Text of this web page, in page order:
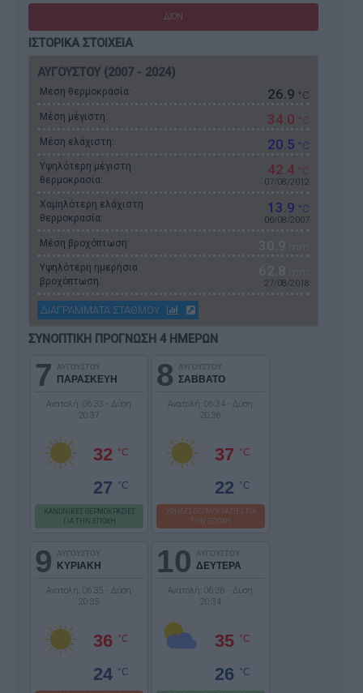
ΔΙΟΝ
ΙΣΤΟΡΙΚΑ ΣΤΟΙΧΕΙΑ
ΑΥΓΟΥΣΤΟΥ (2007 - 2024)
Μεση θερμοκρασία: 26.9 °C
Μέση μέγιστη: 34.0 °C
Μέση ελάχιστη: 20.5 °C
Υψηλότερη μέγιστη
θερμοκρασία:
42.4 °C
07/08/2012
Χαμηλότερη ελάχιστη
θερμοκρασία:
13.9 °C
06/08/2007
Μέση βροχόπτωση: 30.9 mm
Υψηλότερη ημερήσια
βροχόπτωση:
62.8 mm
27/08/2018
ΔΙΑΓΡΑΜΜΑΤΑ ΣΤΑΘΜΟΥ
ΣΥΝΟΠΤΙΚΗ ΠΡΟΓΝΩΣΗ 4 ΗΜΕΡΩΝ
7 ΑΥΓΟΥΣΤΟΥ
ΠΑΡΑΣΚΕΥΗ
Ανατολή: 06:33 - Δύση:
20:37
32 °C
27 °C
ΚΑΝΟΝΙΚΕΣ ΘΕΡΜΟΚΡΑΣΙΕΣ
ΓΙΑ ΤΗΝ ΕΠΟΧΗ
8 ΑΥΓΟΥΣΤΟΥ
ΣΑΒΒΑΤΟ
Ανατολή: 06:34 - Δύση:
20:36
37 °C
22 °C
ΥΨΗΛΕΣ ΘΕΡΜΟΚΡΑΣΙΕΣ ΓΙΑ
ΤΗΝ ΕΠΟΧΗ
9 ΑΥΓΟΥΣΤΟΥ
ΚΥΡΙΑΚΗ
Ανατολή: 06:35 - Δύση:
20:35
36 °C
24 °C
10 ΑΥΓΟΥΣΤΟΥ
ΔΕΥΤΕΡΑ
Ανατολή: 06:36 - Δύση:
20:34
35 °C
26 °C